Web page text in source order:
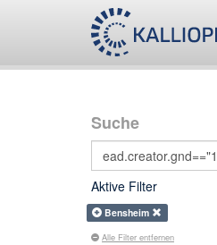
Suche
Aktive Filter
Bensheim
Alle Filter entfernen